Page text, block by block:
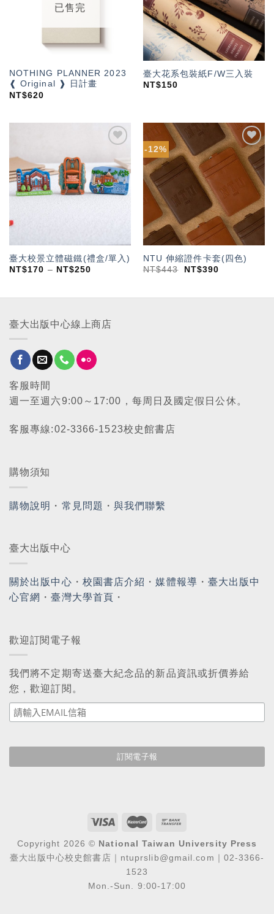
已售完
NOTHING PLANNER 2023
❰ Original ❱ 日計畫
NT$620
臺大花系包裝紙F/W三入裝
NT$150
「願
望輕
單」
臺大校景立體磁鐵(禮盒/單入)
NT$170 – NT$250
-12%
加入
「願
望輕
單」
NTU 伸縮證件卡套(四色)
NT$443 NT$390
臺大出版中心線上商店
客服時間
週一至週六9:00～17:00，每周日及國定假日公休。
客服專線:02-3366-1523校史館書店
購物須知
購物說明 ・ 常見問題 ・與我們聯繫
臺大出版中心
關於出版中心 ・ 校園書店介紹 ・媒體報導 ・ 臺大出版中
心官網 ・臺灣大學首頁 ・
歡迎訂閱電子報
我們將不定期寄送臺大紀念品的新品資訊或折價券給
您，歡迎訂閱。
Copyright 2026 © National Taiwan University Press
臺大出版中心校史館書店｜ntuprslib@gmail.com｜02-3366-
1523
Mon.-Sun. 9:00-17:00